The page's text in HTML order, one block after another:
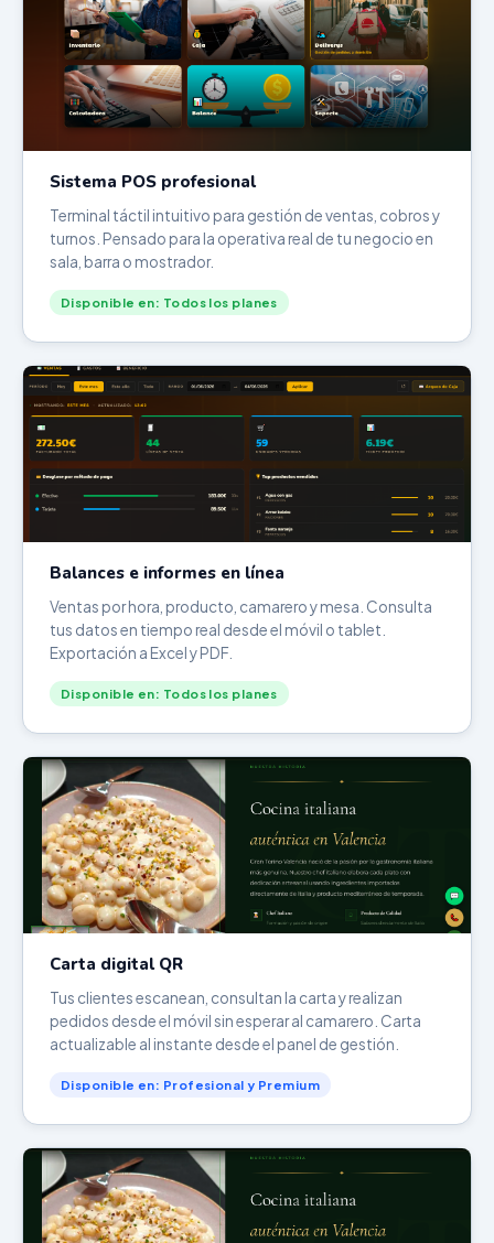
Sistema POS profesional
Terminal táctil intuitivo para gestión de ventas, cobros y
turnos. Pensado para la operativa real de tu negocio en
sala, barra o mostrador.
Disponible en: Todos los planes
Balances e informes en línea
Ventas por hora, producto, camarero y mesa. Consulta
tus datos en tiempo real desde el móvil o tablet.
Exportación a Excel y PDF.
Disponible en: Todos los planes
Carta digital QR
Tus clientes escanean, consultan la carta y realizan
pedidos desde el móvil sin esperar al camarero. Carta
actualizable al instante desde el panel de gestión.
Disponible en: Profesional y Premium